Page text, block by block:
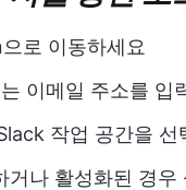
로 이동하세요
이메일 주소를 입
작업 공간을
거나 활성화된 경